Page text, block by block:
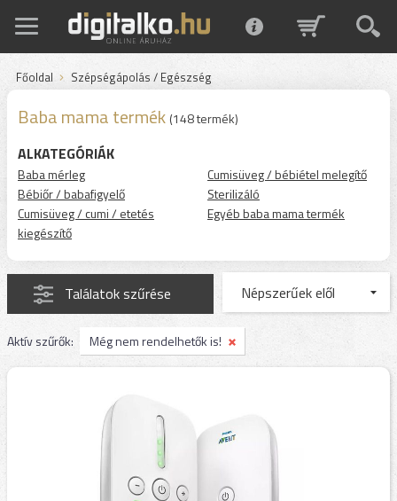
Főoldal Szépségápolás / Egészség
Baba mama termék (148 termék)
ALKATEGÓRIÁK
Baba mérleg
Bébiőr / babafigyelő
Cumisüveg / cumi / etetés
kiegészítő
Cumisüveg / bébiétel melegítő
Sterilizáló
Egyéb baba mama termék
Találatok szűrése
Aktív szűrők: Még nem rendelhetők is!